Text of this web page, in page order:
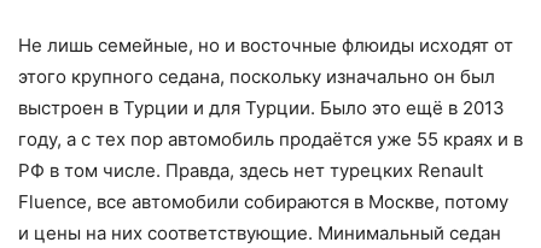
Не лишь семейные, но и восточные флюиды исходят от
этого крупного седана, поскольку изначально он был
выстроен в Турции и для Турции. Было это ещё в 2013
году, а с тех пор автомобиль продаётся уже 55 краях и в
РФ в том числе. Правда, здесь нет турецких Renault
Fluence, все автомобили собираются в Москве, потому
и цены на них соответствующие. Минимальный седан